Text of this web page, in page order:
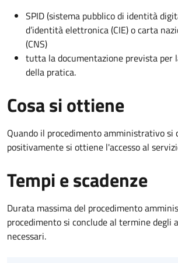
SPID (sistema pubblico di identità
d’identità elettronica (CIE) o carta
(CNS)
tutta la documentazione prevista per
della pratica.
Cosa si ottiene
Quando il procedimento amministrativo si
positivamente si ottiene l'accesso al
Tempi e scadenze
Durata massima del procedimento
procedimento si conclude al termine degli
necessari.